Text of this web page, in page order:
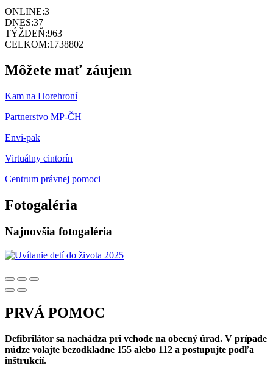
ONLINE:3
DNES:37
TÝŽDEŇ:963
CELKOM:1738802
Môžete mať záujem
Kam na Horehroní
Partnerstvo MP-ČH
Envi-pak
Virtuálny cintorín
Centrum právnej pomoci
Fotogaléria
Najnovšia fotogaléria
PRVÁ POMOC
Defibrilátor sa nachádza pri vchode na obecný úrad. V prípade
núdze volajte bezodkladne 155 alebo 112 a postupujte podľa
inštrukcií.